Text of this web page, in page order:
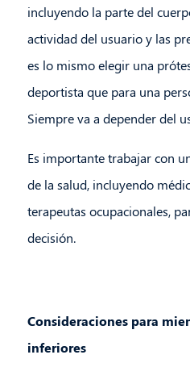
incluyendo la parte del
actividad del usuario y las
es lo mismo elegir una
deportista que para una
Siempre va a depender del
Es importante trabajar con
de la salud, incluyendo
terapeutas ocupacionales,
decisión.
Consideraciones para
inferiores